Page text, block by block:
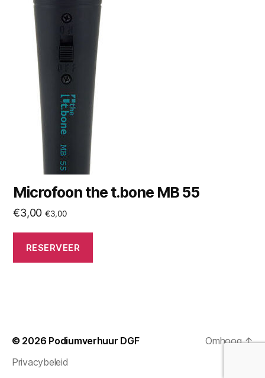
Microfoon the t.bone MB 55
€3,00 €3,00
RESERVEER
© 2026 Podiumverhuur DGF
Privacybeleid
Omhoog↑